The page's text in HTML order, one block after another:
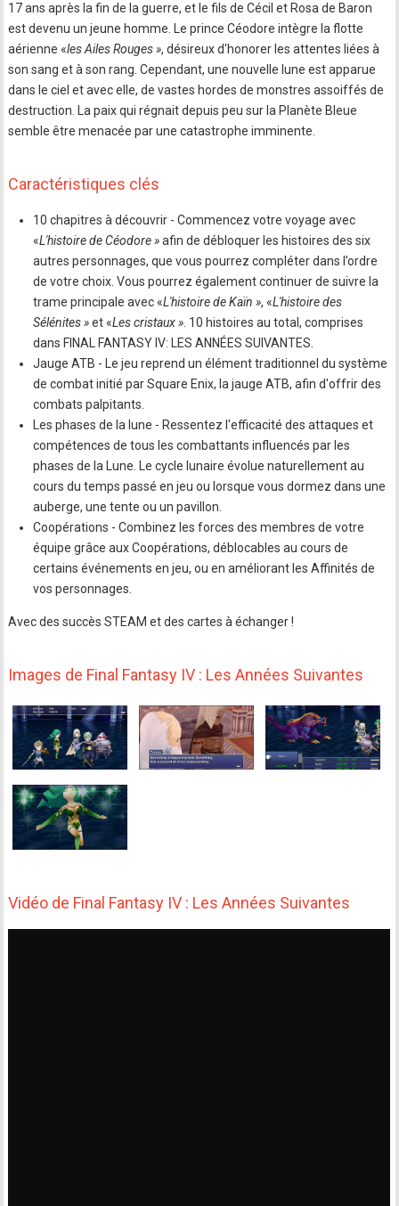
17 ans après la fin de la guerre, et le fils de Cécil et Rosa de Baron
est devenu un jeune homme. Le prince Céodore intègre la flotte
aérienne «les Ailes Rouges », désireux d'honorer les attentes liées à
son sang et à son rang. Cependant, une nouvelle lune est apparue
dans le ciel et avec elle, de vastes hordes de monstres assoiffés de
destruction. La paix qui régnait depuis peu sur la Planète Bleue
semble être menacée par une catastrophe imminente.
Caractéristiques clés
10 chapitres à découvrir - Commencez votre voyage avec
«L'histoire de Céodore »afin de débloquer les histoires des six
autres personnages, que vous pourrez compléter dans l’ordre
de votre choix. Vous pourrez également continuer de suivre la
trame principale avec «L'histoire de Kaïn », «L'histoire des
Sélénites »et «Les cristaux » . 10 histoires au total, comprises
dans FINAL FANTASY IV: LES ANNÉES SUIVANTES.
Jauge ATB - Le jeu reprend un élément traditionnel du système
de combat initié par Square Enix, la jauge ATB, afin d'offrir des
combats palpitants.
Les phases de la lune - Ressentez l'efficacité des attaques et
compétences de tous les combattants influencés par les
phases de la Lune. Le cycle lunaire évolue naturellement au
cours du temps passé en jeu ou lorsque vous dormez dans une
auberge, une tente ou un pavillon.
Coopérations - Combinez les forces des membres de votre
équipe grâce aux Coopérations, déblocables au cours de
certains événements en jeu, ou en améliorant les Affinités de
vos personnages.
Avec des succès STEAM et des cartes à échanger !
Images de Final Fantasy IV : Les Années Suivantes
Vidéo de Final Fantasy IV : Les Années Suivantes